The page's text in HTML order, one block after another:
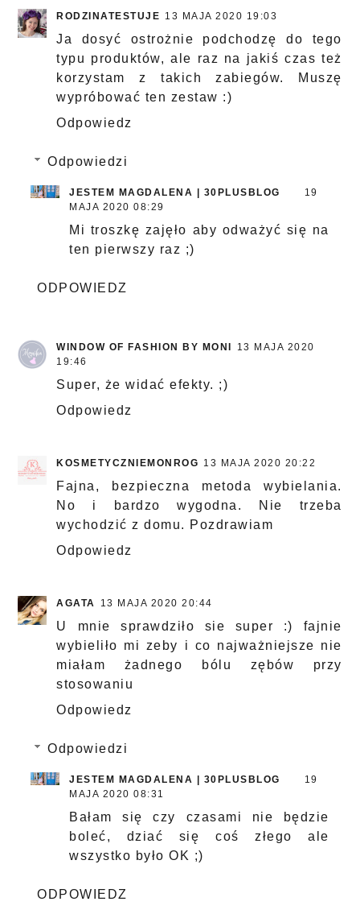
RODZINATESTUJE 13 MAJA 2020 19:03
Ja dosyć ostrożnie podchodzę do tego
typu produktów, ale raz na jakiś czas też
korzystam z takich zabiegów. Muszę
wypróbować ten zestaw :)
Odpowiedz
Odpowiedzi
JESTEM MAGDALENA | 30PLUSBLOG
19
MAJA 2020 08:29
Mi troszkę zajęło aby odważyć się na
ten pierwszy raz ;)
ODPOWIEDZ
WINDOW OF FASHION BY MONI
13 MAJA 2020
19:46
Super, że widać efekty. ;)
Odpowiedz
KOSMETYCZNIEMONROG 13 MAJA 2020 20:22
Fajna, bezpieczna metoda wybielania.
No i bardzo wygodna. Nie trzeba
wychodzić z domu. Pozdrawiam
Odpowiedz
AGATA 13 MAJA 2020 20:44
U mnie sprawdziło sie super :) fajnie
wybieliło mi zeby i co najważniejsze nie
miałam żadnego bólu zębów przy
stosowaniu
Odpowiedz
Odpowiedzi
JESTEM MAGDALENA | 30PLUSBLOG
19
MAJA 2020 08:31
Bałam się czy czasami nie będzie
boleć, dziać się coś złego ale
wszystko było OK ;)
ODPOWIEDZ